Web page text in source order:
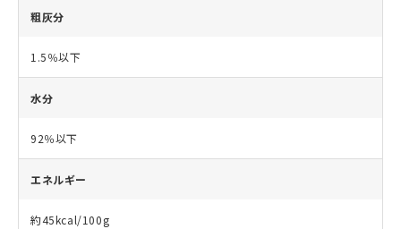
粗灰分
1.5％以下
水分
92％以下
エネルギー
約45kcal/100g